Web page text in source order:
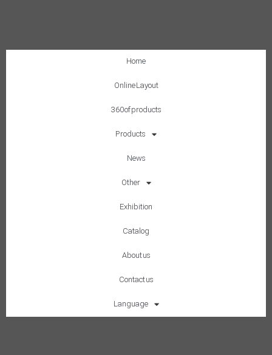
Home
Online Layout
360 of products
Products
News
Other
Exhibition
Catalog
About us
Contact us
Language